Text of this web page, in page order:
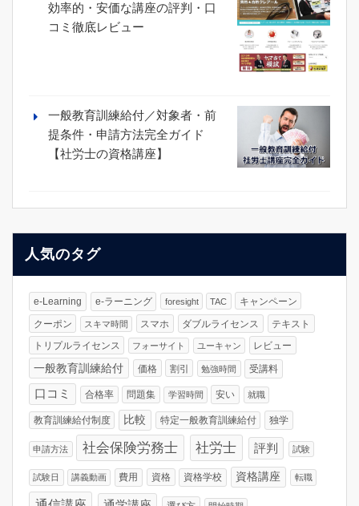
効率的・安価な講座の評判・口
コミ徹底レビュー
一般教育訓練給付／対象者・前
提条件・申請方法完全ガイド
【社労士の資格講座】
人気のタグ
e-Learning e-ラーニング foresight TAC キャンペーン
クーポン スキマ時間 スマホ ダブルライセンス テキスト
トリプルライセンス フォーサイト ユーキャン レビュー
一般教育訓練給付 価格 割引 勉強時間 受講料
口コミ 合格率 問題集 学習時間 安い 就職
教育訓練給付制度 比較 特定一般教育訓練給付 独学
申請方法 社会保険労務士 社労士 評判 試験
試験日 講義動画 費用 資格 資格学校 資格講座 転職